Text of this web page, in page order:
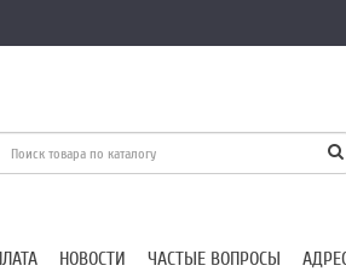
НОВОСТИ ЧАСТЫЕ ВОПРОСЫ